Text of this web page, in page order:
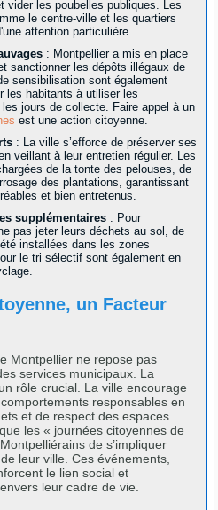
vider les poubelles publiques. Les
le centre-ville et les quartiers
attention particulière.
: Montpellier a mis en place
sanctionner les dépôts illégaux de
sensibilisation sont également
les habitants à utiliser les
jours de collecte. Faire appel à un
est une action citoyenne.
: La ville s’efforce de préserver ses
veillant à leur entretien régulier. Les
de la tonte des pelouses, de
des plantations, garantissant
et bien entretenus.
supplémentaires : Pour
pas jeter leurs déchets au sol, de
installées dans les zones
le tri sélectif sont également en
un Facteur
Montpellier ne repose pas
services municipaux. La
rôle crucial. La ville encourage
responsables en
et de respect des espaces
les « journées citoyennes de
de s’impliquer
leur ville. Ces événements,
le lien social et
leur cadre de vie.